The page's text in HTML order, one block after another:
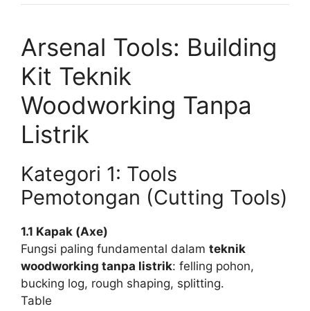
Arsenal Tools: Building
Kit Teknik
Woodworking Tanpa
Listrik
Kategori 1: Tools
Pemotongan (Cutting Tools)
1.1 Kapak (Axe)
Fungsi paling fundamental dalam teknik
woodworking tanpa listrik: felling pohon,
bucking log, rough shaping, splitting.
Table